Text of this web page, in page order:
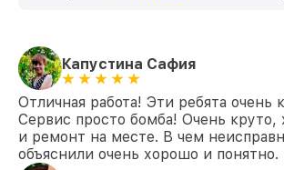
Капустина Сафия
Отличная работа! Эти ребята очень
Сервис просто бомба! Очень
и ремонт на месте. В чем
объяснили очень хорошо и